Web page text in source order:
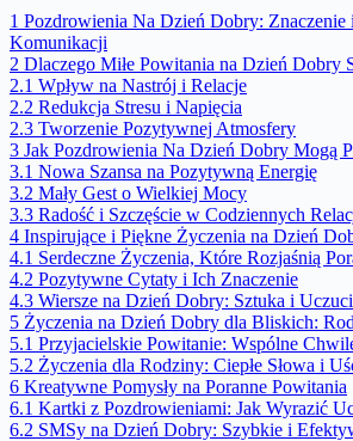
1 Pozdrowienia Na Dzień Dobry: Znaczenie
Komunikacji
2 Dlaczego Miłe Powitania na Dzień Dobry
2.1 Wpływ na Nastrój i Relacje
2.2 Redukcja Stresu i Napięcia
2.3 Tworzenie Pozytywnej Atmosfery
3 Jak Pozdrowienia Na Dzień Dobry Mogą
3.1 Nowa Szansa na Pozytywną Energię
3.2 Mały Gest o Wielkiej Mocy
3.3 Radość i Szczęście w Codziennych
4 Inspirujące i Piękne Życzenia na Dzień
4.1 Serdeczne Życzenia, Które Rozjaśnią
4.2 Pozytywne Cytaty i Ich Znaczenie
4.3 Wiersze na Dzień Dobry: Sztuka i
5 Życzenia na Dzień Dobry dla Bliskich:
5.1 Przyjacielskie Powitanie: Wspólne
5.2 Życzenia dla Rodziny: Ciepłe Słowa i
6 Kreatywne Pomysły na Poranne Powitania
6.1 Kartki z Pozdrowieniami: Jak Wyrazić
6.2 SMSy na Dzień Dobry: Szybkie i